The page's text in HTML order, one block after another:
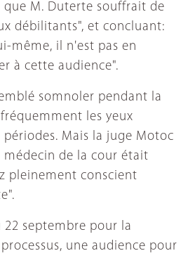
M. Duterte souffrait de
débilitants", et concluant:
même, il n'est pas en
à cette audience".
somnoler pendant la
les yeux
Mais la juge Motoc
médecin de la cour était
pleinement conscient
22 septembre pour la
une audience pour